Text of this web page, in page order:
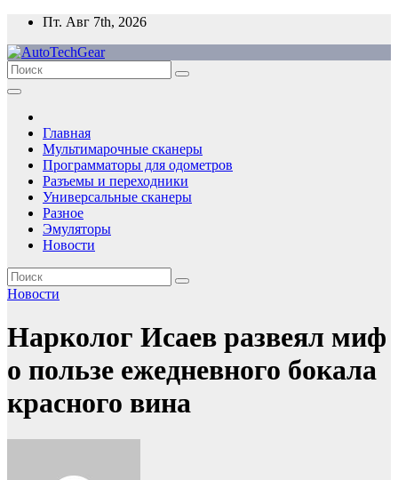
Перейти
содержимому
Пт. Авг 7th, 2026
Главная
Мультимарочные сканеры
Программаторы для одометров
Разъемы и переходники
Универсальные сканеры
Разное
Эмуляторы
Новости
Новости
Нарколог Исаев развеял миф
о пользе ежедневного бокала
красного вина